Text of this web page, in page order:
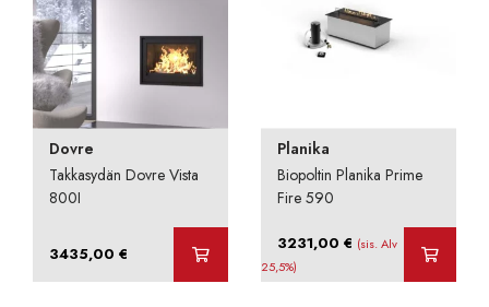
Dovre
Takkasydän Dovre Vista
800I
3435,00€
Planika
Biopoltin Planika Prime
Fire 590
3231,00€ (sis. Alv
25,5%)